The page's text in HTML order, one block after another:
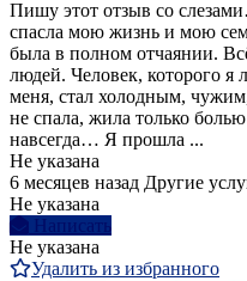
Пишу этот отзыв со
спасла мою жизнь и мою
была в полном отчаянии.
людей. Человек, которого
меня, стал холодным,
не спала, жила только
навсегда… Я прошла ...
Не указана
6 месяцев назад Другие
Не указана
Написать
Не указана
Удалить из избранного